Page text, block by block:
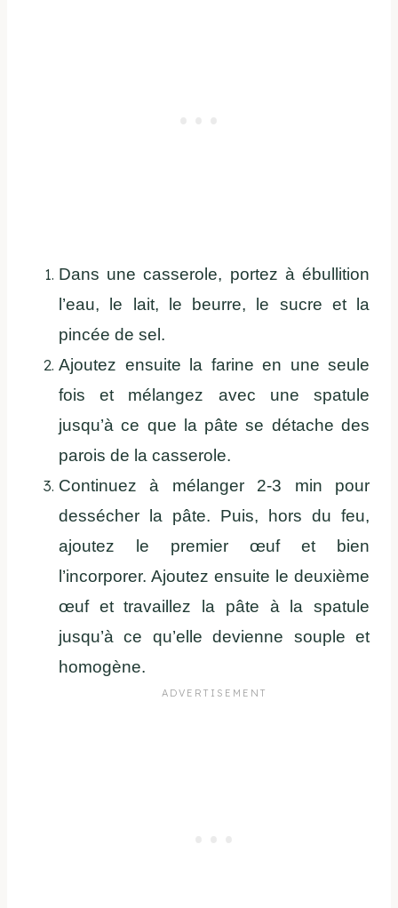
Dans une casserole, portez à ébullition
l’eau, le lait, le beurre, le sucre et la
pincée de sel.
Ajoutez ensuite la farine en une seule
fois et mélangez avec une spatule
jusqu’à ce que la pâte se détache des
parois de la casserole.
Continuez à mélanger 2-3 min pour
dessécher la pâte. Puis, hors du feu,
ajoutez le premier œuf et bien
l’incorporer. Ajoutez ensuite le deuxième
œuf et travaillez la pâte à la spatule
jusqu’à ce qu’elle devienne souple et
homogène.